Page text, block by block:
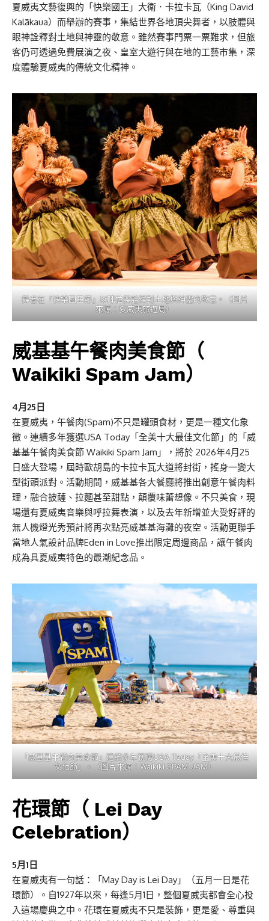
夏威夷文藝復興的「快樂國王」大衛．卡拉卡瓦（King David
Kalākaua）而舉辦的賽事，集結世界各地頂尖舞者，以肢體與
眼神詮釋對土地與神靈的敬意。雖然賽事門票一票難求，但旅
客仍可透過免費展演之夜、皇室大遊行與在地的工藝市集，深
度體驗夏威夷的傳統文化精神。
舞者在「快樂國王節」以呼拉舞詮釋對土地與神靈的敬意。（圖片
來源：夏威夷旅遊局）
威基基午餐肉美食節（
Waikiki Spam Jam）
4月25日
在夏威夷，午餐肉(Spam)不只是罐頭食材，更是一種文化象
徵。連續多年獲選USA Today「全美十大最佳文化節」的「威
基基午餐肉美食節 Waikiki Spam Jam」，將於 2026年4月25
日盛大登場，屆時歐胡島的卡拉卡瓦大道將封街，搖身一變大
型街頭派對。活動期間，威基基各大餐廳將推出創意午餐肉料
理，融合披薩、拉麵甚至甜點，顛覆味蕾想像。不只美食，現
場還有夏威夷音樂與呼拉舞表演，以及去年新增並大受好評的
無人機燈光秀預計將再次點亮威基基海灘的夜空。活動更聯手
當地人氣設計品牌Eden in Love推出限定周邊商品，讓午餐肉
成為具夏威夷特色的最潮紀念品。
「威基基午餐肉美食節」連續多年獲選USA Today「全美十大最佳
文化節」。（圖片來源：Waikiki SPAM JAM）
花環節（ Lei Day
Celebration）
5月1日
在夏威夷有一句話：「May Day is Lei Day」（五月一日是花
環節）。自1927年以來，每逢5月1日，整個夏威夷都會全心投
入這場慶典之中。花環在夏威夷不只是裝飾，更是愛、尊重與